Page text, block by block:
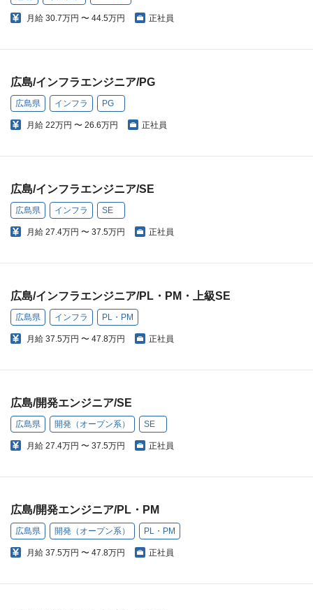
月給 30.7万円 〜 44.5万円 正社員
広島/インフラエンジニア/PG
広島県 インフラ PG
月給 22万円 〜 26.6万円 正社員
広島/インフラエンジニア/SE
広島県 インフラ SE
月給 27.4万円 〜 37.5万円 正社員
広島/インフラエンジニア/PL・PM・上級SE
広島県 インフラ PL・PM
月給 37.5万円 〜 47.8万円 正社員
広島/開発エンジニア/SE
広島県 開発（オープン系） SE
月給 27.4万円 〜 37.5万円 正社員
広島/開発エンジニア/PL・PM
広島県 開発（オープン系） PL・PM
月給 37.5万円 〜 47.8万円 正社員